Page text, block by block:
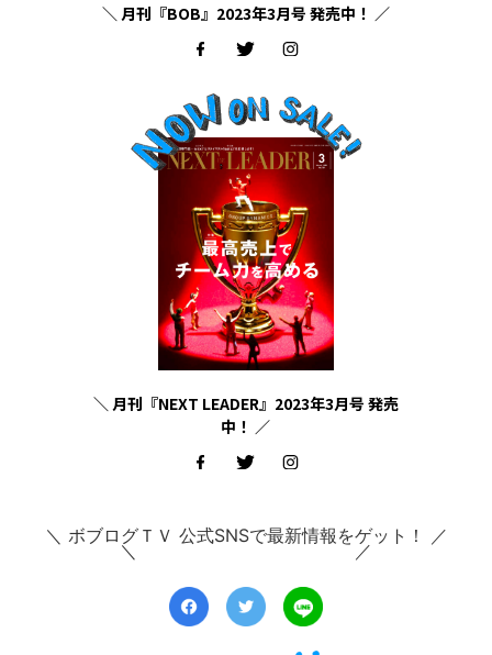
＼ 月刊『BOB』2023年3月号 発売中！ ／
＼ 月刊『NEXT LEADER』2023年3月号 発売
中！ ／
＼ ボブログＴＶ 公式SNSで最新情報をゲット！ ／